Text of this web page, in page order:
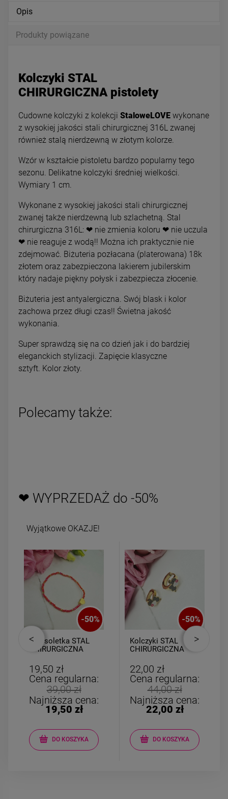
Opis
Produkty powiązane
Kolczyki STAL
CHIRURGICZNA pistolety
Cudowne kolczyki z kolekcji StaloweLOVE wykonane
z wysokiej jakości stali chirurgicznej 316L zwanej
również stalą nierdzewną w złotym kolorze.
Wzór w kształcie pistoletu bardzo popularny tego
sezonu. Delikatne kolczyki średniej wielkości.
Wymiary 1 cm.
Wykonane z wysokiej jakości stali chirurgicznej
zwanej także nierdzewną lub szlachetną. Stal
chirurgiczna 316L: ❤ nie zmienia koloru ❤ nie uczula
❤ nie reaguje z wodą!! Można ich praktycznie nie
zdejmować. Biżuteria pozłacana (platerowana) 18k
złotem oraz zabezpieczona lakierem jubilerskim
który nadaje piękny połysk i zabezpiecza złocenie.
Biżuteria jest antyalergiczna. Swój blask i kolor
zachowa przez długi czas!! Świetna jakość
wykonania.
Super sprawdzą się na co dzień jak i do bardziej
eleganckich stylizacji. Zapięcie klasyczne
sztyft. Kolor złoty.
Polecamy także:
❤ WYPRZEDAŻ do -50%
Wyjątkowe OKAZJE!
-50%
Bransoletka STAL
CHIRURGICZNA
czerwone kryształki
złote serce
19,50 zł
Cena regularna:
39,00 zł
Najniższa cena:
19,50 zł
DO KOSZYKA
-50%
Kolczyki STAL
CHIRURGICZNA
biały
22,00 zł
Cena regularna:
44,00 zł
Najniższa cena:
22,00 zł
DO KOSZYKA